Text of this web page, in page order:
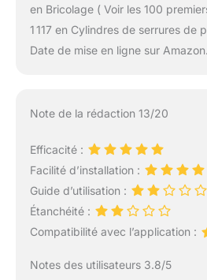
en Bricolage ( Voir les 100
1 117 en Cylindres de serrures de
Date de mise en ligne sur
Note de la rédaction 13/20
Efficacité :
Facilité d’installation :
Guide d’utilisation :
Étanchéité :
Compatibilité avec l’application :
Notes des utilisateurs 3.8/5